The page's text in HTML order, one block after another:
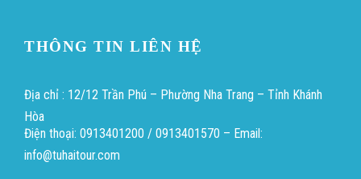
THÔNG TIN LIÊN HỆ
Địa chỉ : 12/12 Trần Phú – Phường Nha Trang – Tỉnh Khánh
Hòa
Điện thoại: 0913401200 / 0913401570 – Email:
info@tuhaitour.com